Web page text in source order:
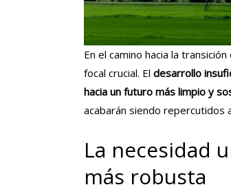
En el camino hacia la
focal crucial. El desarrollo
hacia un futuro más limpio y
acabarán siendo repercutidos
La necesidad
más robusta